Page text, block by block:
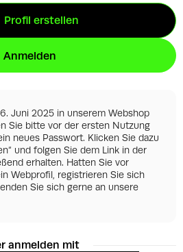
Profil erstellen
Anmelden
Juni 2025 in unserem Webshop
Sie bitte vor der ersten Nutzung
neues Passwort. Klicken Sie dazu
und folgen Sie dem Link in der
erhalten. Hatten Sie vor
Webprofil, registrieren Sie sich
Sie sich gerne an unsere
anmelden mit